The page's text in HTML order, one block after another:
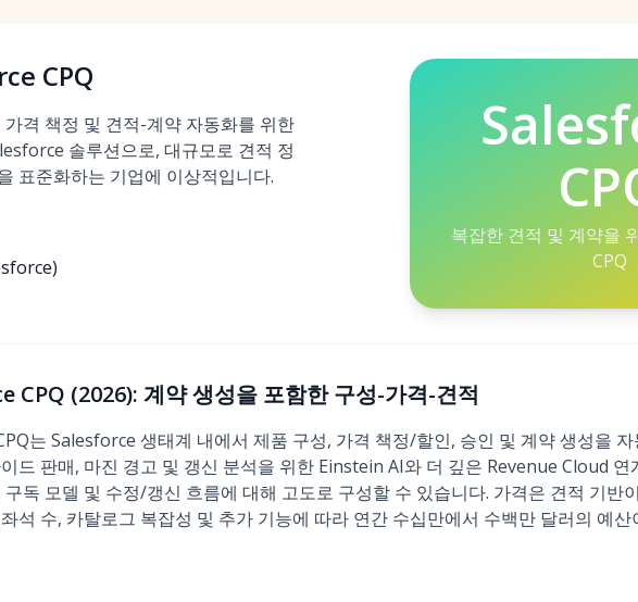
CPQ
가격 책정 및 견적-계약 자동화를 위한
솔루션으로, 대규모로 견적 정
표준화하는 기업에 이상적입니다.
복잡한 견적 및 계약을
CPQ
CPQ (2026): 계약 생성을 포함한 구성-가격-견적
는 Salesforce 생태계 내에서 제품 구성, 가격 책정/할인, 승인 및 계약 생성을
드 판매, 마진 경고 및 갱신 분석을 위한 Einstein AI와 더 깊은 Revenue Cloud 연
구독 모델 및 수정/갱신 흐름에 대해 고도로 구성할 수 있습니다. 가격은 견적 기반
석 수, 카탈로그 복잡성 및 추가 기능에 따라 연간 수십만에서 수백만 달러의 예